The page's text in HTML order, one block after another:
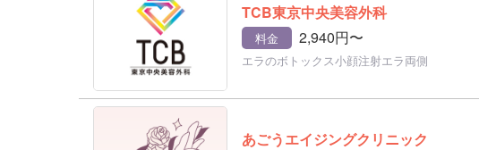
TCB東京中央美容外科
料金 2,940円〜
エラのボトックス小顔注射エラ両側
あごうエイジングクリニック